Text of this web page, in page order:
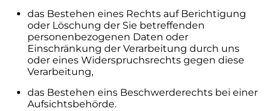
das Bestehen eines Rechts auf Berichtigung
oder Löschung der Sie betreffenden
personenbezogenen Daten oder
Einschränkung der Verarbeitung durch uns
oder eines Widerspruchsrechts gegen diese
Verarbeitung,
das Bestehen eins Beschwerderechts bei einer
Aufsichtsbehörde.